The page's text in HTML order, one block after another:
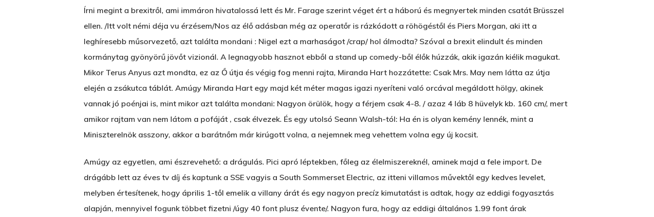
Írni megint a brexitről, ami immáron hivatalossá lett és Mr. Farage szerint véget ért a háború és megnyertek minden csatát Brüsszel
ellen. /Itt volt némi déja vu érzésem/Nos az élő adásban még az operatőr is rázkódott a röhögéstől és Piers Morgan, aki itt a
leghíresebb műsorvezető, azt találta mondani : Nigel ezt a marhaságot /crap/ hol álmodta? Szóval a brexit elindult és minden
kormánytag gyönyörű jövőt vizionál. A legnagyobb hasznot ebből a stand up comedy-ből élők húzzák, akik igazán kiélik magukat.
Mikor Terus Anyus azt mondta, ez az Ő útja és végig fog menni rajta, Miranda Hart hozzátette: Csak Mrs. May nem látta az útja
elején a zsákutca táblát. Amúgy Miranda Hart egy majd két méter magas igazi nyeríteni való orcával megáldott hölgy, akinek
vannak jó poénjai is, mint mikor azt találta mondani: Nagyon örülök, hogy a férjem csak 4-8. / azaz 4 láb 8 hüvelyk kb. 160 cm/, mert
amikor rajtam van nem látom a pofáját , csak élvezek. És egy utolsó Seann Walsh-tól: Ha én is olyan kemény lennék, mint a
Miniszterelnök asszony, akkor a barátnőm már kirúgott volna, a nejemnek meg vehettem volna egy új kocsit.
Amúgy az egyetlen, ami észrevehető: a drágulás. Pici apró léptekben, főleg az élelmiszereknél, aminek majd a fele import. De
drágább lett az éves tv díj és kaptunk a SSE vagyis a South Sommerset Electric, az itteni villamos művektől egy kedves levelet,
melyben értesítenek, hogy április 1-től emelik a villany árát és egy nagyon precíz kimutatást is adtak, hogy az eddigi fogyasztás
alapján, mennyivel fogunk többet fizetni /úgy 40 font plusz évente/. Nagyon fura, hogy az eddigi általános 1.99 font árak